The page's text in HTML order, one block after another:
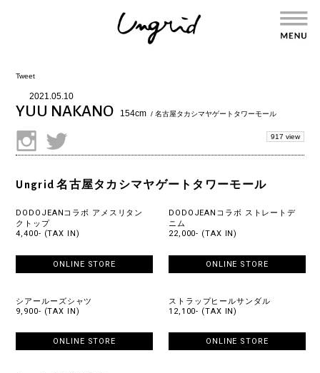
Tweet
2021.05.10
YUU NAKANO 154cm / 名古屋タカシマヤゲートタワーモール
917 view
Ungrid 名古屋タカシマヤゲートタワーモール
DODOJEANコラボ アメスリタン
クトップ
4,400- (TAX IN)
ONLINE STORE
DODOJEANコラボ ストレートデ
ニム
22,000- (TAX IN)
ONLINE STORE
シアールーズシャツ
9,900- (TAX IN)
ONLINE STORE
ストラップヒールサンダル
12,100- (TAX IN)
ONLINE STORE